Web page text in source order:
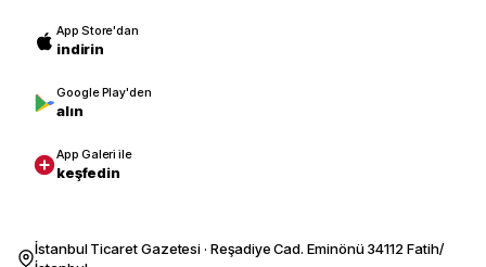
App Store'dan
indirin
Google Play'den
alın
App Galeri ile
keşfedin
İstanbul Ticaret Gazetesi · Reşadiye Cad. Eminönü 34112 Fatih/